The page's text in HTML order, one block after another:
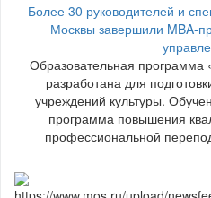
Более 30 руководителей и
Москвы завершили MBA-
Образовательная программа
разработана для
учреждений культуры.
программа повышения
профессиональной